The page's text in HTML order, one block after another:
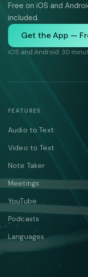
Free on iOS and
included.
Get the App —
iOS and Android. 30
FEATURES
Audio to Text
Video to Text
Note Taker
Meetings
YouTube
Podcasts
Languages